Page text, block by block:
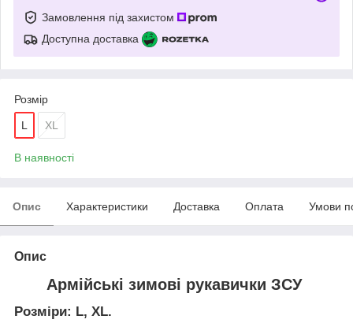
Замовлення під захистом
Доступна доставка
Розмір
L XL
В наявності
Опис Характеристики Доставка Оплата Умови
Опис
Армійські зимові рукавички ЗСУ
Розміри: L, XL.